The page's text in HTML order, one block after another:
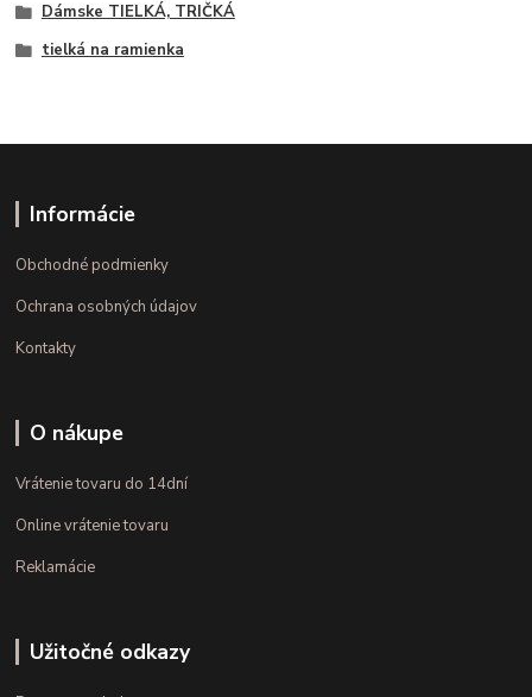
Dámske TIELKÁ, TRIČKÁ
tielká na ramienka
Informácie
Obchodné podmienky
Ochrana osobných údajov
Kontakty
O nákupe
Vrátenie tovaru do 14dní
Online vrátenie tovaru
Reklamácie
Užitočné odkazy